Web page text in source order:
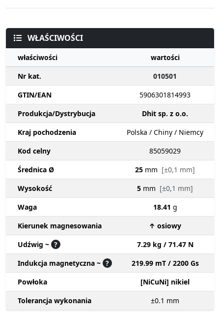
WŁAŚCIWOŚCI
właściwości
wartości
Nr kat.
010501
GTIN/EAN
5906301814993
Produkcja/Dystrybucja
Dhit sp. z o.o.
Kraj pochodzenia
Polska / Chiny / Niemcy
Kod celny
85059029
Średnica Ø
25 mm [±0,1 mm]
Wysokość
5 mm [±0,1 mm]
Waga
18.41 g
Kierunek magnesowania
↑ osiowy
Udźwig ~ ?
7.29 kg / 71.47 N
Indukcja magnetyczna ~ ?
219.99 mT / 2200 Gs
Powłoka
[NiCuNi] nikiel
Tolerancja wykonania
±0.1 mm